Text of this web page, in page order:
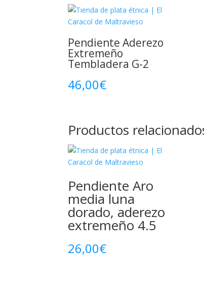
Pendiente Aderezo
Extremeño
Tembladera G-2
46,00€
Productos
Pendiente Aro
media luna
dorado, aderezo
extremeño 4.5
26,00€